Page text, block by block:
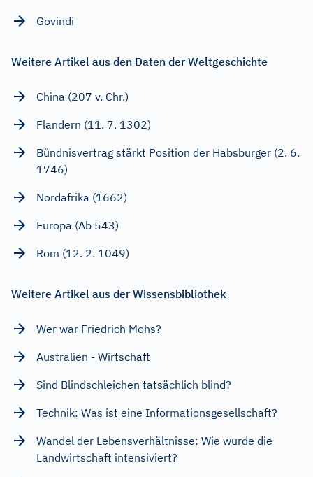
Govindi
Weitere Artikel aus den Daten der Weltgeschichte
China (207 v. Chr.)
Flandern (11. 7. 1302)
Bündnisvertrag stärkt Position der Habsburger (2. 6.
1746)
Nordafrika (1662)
Europa (Ab 543)
Rom (12. 2. 1049)
Weitere Artikel aus der Wissensbibliothek
Wer war Friedrich Mohs?
Australien - Wirtschaft
Sind Blindschleichen tatsächlich blind?
Technik: Was ist eine Informationsgesellschaft?
Wandel der Lebensverhältnisse: Wie wurde die
Landwirtschaft intensiviert?